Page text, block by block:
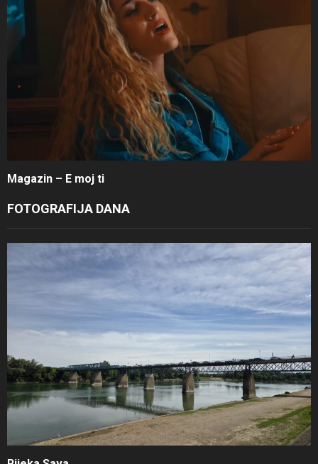
Magazin – E moj ti
FOTOGRAFIJA DANA